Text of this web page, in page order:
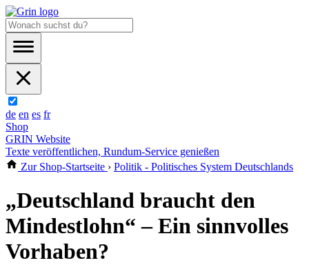
de en es fr
Shop
GRIN Website
Texte veröffentlichen, Rundum-Service genießen
Zur Shop-Startseite › Politik - Politisches System Deutschlands
„Deutschland braucht den
Mindestlohn“ – Ein sinnvolles
Vorhaben?